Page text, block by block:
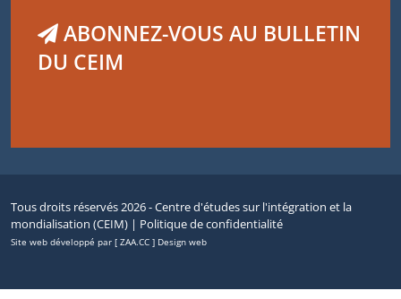
ABONNEZ-VOUS AU BULLETIN
DU CEIM
Tous droits réservés 2026 - Centre d'études sur l'intégration et la
mondialisation (CEIM) | Politique de confidentialité
Site web développé par [ ZAA.CC ] Design web